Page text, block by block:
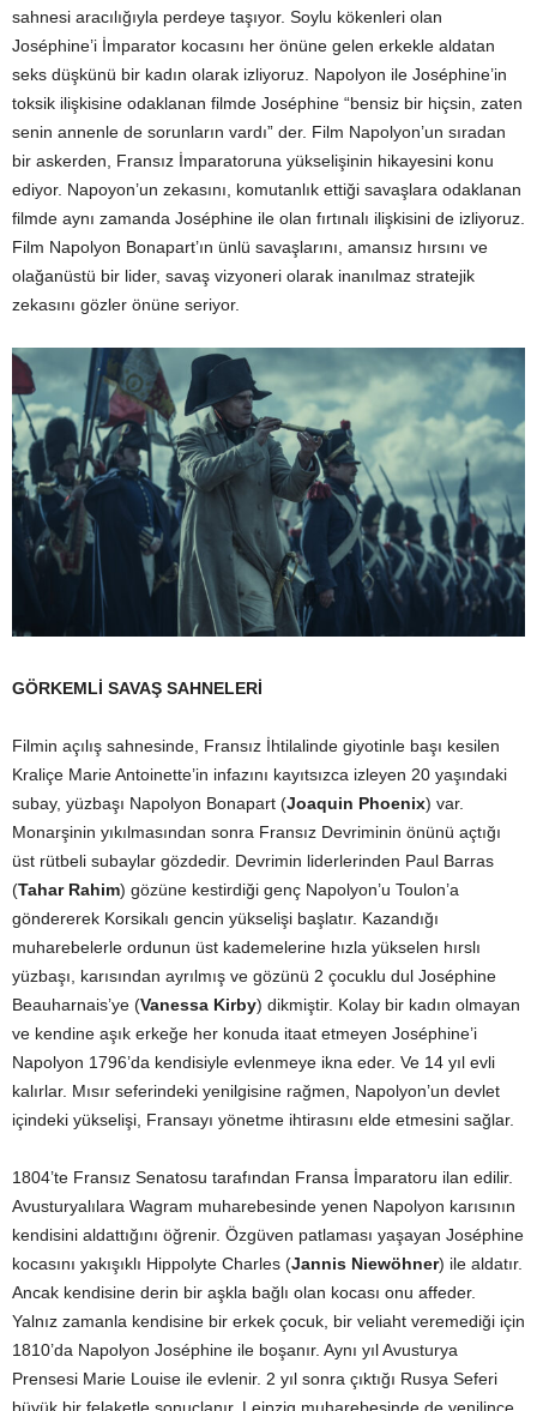
sahnesi aracılığıyla perdeye taşıyor. Soylu kökenleri olan
Joséphine’i İmparator kocasını her önüne gelen erkekle aldatan
seks düşkünü bir kadın olarak izliyoruz. Napolyon ile Joséphine’in
toksik ilişkisine odaklanan filmde Joséphine “bensiz bir hiçsin, zaten
senin annenle de sorunların vardı” der. Film Napolyon’un sıradan
bir askerden, Fransız İmparatoruna yükselişinin hikayesini konu
ediyor. Napoyon’un zekasını, komutanlık ettiği savaşlara odaklanan
filmde aynı zamanda Joséphine ile olan fırtınalı ilişkisini de izliyoruz.
Film Napolyon Bonapart’ın ünlü savaşlarını, amansız hırsını ve
olağanüstü bir lider, savaş vizyoneri olarak inanılmaz stratejik
zekasını gözler önüne seriyor.
GÖRKEMLİ SAVAŞ SAHNELERİ
Filmin açılış sahnesinde, Fransız İhtilalinde giyotinle başı kesilen
Kraliçe Marie Antoinette’in infazını kayıtsızca izleyen 20 yaşındaki
subay, yüzbaşı Napolyon Bonapart (Joaquin Phoenix) var.
Monarşinin yıkılmasından sonra Fransız Devriminin önünü açtığı
üst rütbeli subaylar gözdedir. Devrimin liderlerinden Paul Barras
(Tahar Rahim) gözüne kestirdiği genç Napolyon’u Toulon’a
göndererek Korsikalı gencin yükselişi başlatır. Kazandığı
muharebelerle ordunun üst kademelerine hızla yükselen hırslı
yüzbaşı, karısından ayrılmış ve gözünü 2 çocuklu dul Joséphine
Beauharnais’ye (Vanessa Kirby) dikmiştir. Kolay bir kadın olmayan
ve kendine aşık erkeğe her konuda itaat etmeyen Joséphine’i
Napolyon 1796’da kendisiyle evlenmeye ikna eder. Ve 14 yıl evli
kalırlar. Mısır seferindeki yenilgisine rağmen, Napolyon’un devlet
içindeki yükselişi, Fransayı yönetme ihtirasını elde etmesini sağlar.
1804’te Fransız Senatosu tarafından Fransa İmparatoru ilan edilir.
Avusturyalılara Wagram muharebesinde yenen Napolyon karısının
kendisini aldattığını öğrenir. Özgüven patlaması yaşayan Joséphine
kocasını yakışıklı Hippolyte Charles (Jannis Niewöhner) ile aldatır.
Ancak kendisine derin bir aşkla bağlı olan kocası onu affeder.
Yalnız zamanla kendisine bir erkek çocuk, bir veliaht veremediği için
1810’da Napolyon Joséphine ile boşanır. Aynı yıl Avusturya
Prensesi Marie Louise ile evlenir. 2 yıl sonra çıktığı Rusya Seferi